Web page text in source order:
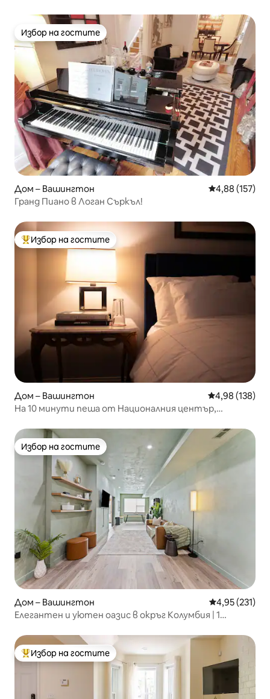
Избор на гостите
Избор на гостите
Дом – Вашингтон Средна
4,88 (157)
Гранд Пиано в Логан Съркъл!
Най-популярен избор на гостите
Избор на гостите
Дом – Вашингтон Средна
4,98 (138)
На 10 минути пеша от Националния център,
Избор на гостите
Избор на гостите
Дом – Вашингтон Средна
4,95 (231)
Елегантен и уютен оазис в окръг Колумбия | 1
Най-популярен избор на гостите
Избор на гостите